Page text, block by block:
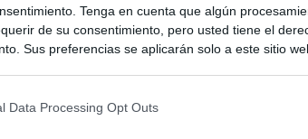
Tenga en cuenta que algún
de su consentimiento, pero usted tiene el
Sus preferencias se aplicarán solo a este sitio
Data Processing Opt Outs